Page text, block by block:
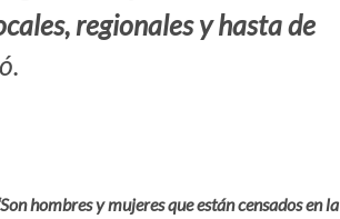
regionales y hasta de
hombres y mujeres que están censados en la